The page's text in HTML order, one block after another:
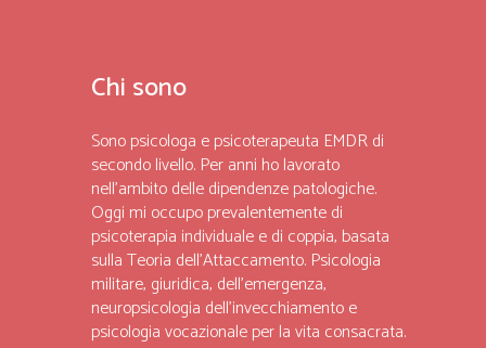
Chi sono
Sono psicologa e psicoterapeuta EMDR di
secondo livello. Per anni ho lavorato
nell’ambito delle dipendenze patologiche.
Oggi mi occupo prevalentemente di
psicoterapia individuale e di coppia, basata
sulla Teoria dell’Attaccamento. Psicologia
militare, giuridica, dell’emergenza,
neuropsicologia dell’invecchiamento e
psicologia vocazionale per la vita consacrata.